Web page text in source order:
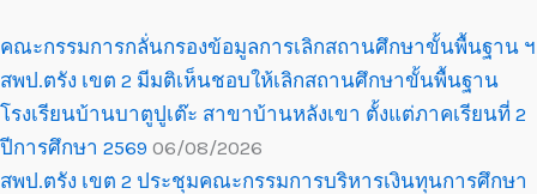
คณะกรรมการกลั่นกรองข้อมูลการเลิกสถานศึกษาขั้นพื้นฐาน ฯ
สพป.ตรัง เขต 2 มีมติเห็นชอบให้เลิกสถานศึกษาขั้นพื้นฐาน
โรงเรียนบ้านบาตูปูเต๊ะ สาขาบ้านหลังเขา ตั้งแต่ภาคเรียนที่ 2
ปีการศึกษา 2569 06/08/2026
สพป.ตรัง เขต 2 ประชุมคณะกรรมการบริหารเงินทุนการศึกษา